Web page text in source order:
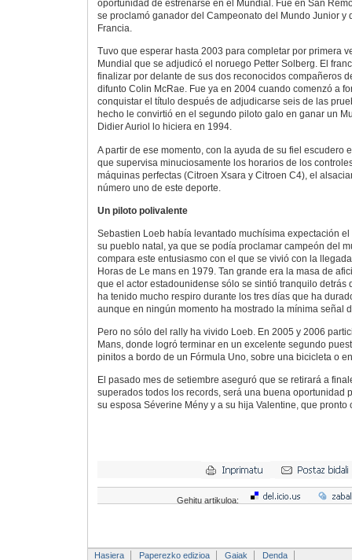
oportunidad de estrenarse en el Mundial. Fue en San
se proclamó ganador del Campeonato del Mundo Junior y
Francia.
Tuvo que esperar hasta 2003 para completar por primera
Mundial que se adjudicó el noruego Petter Solberg. El
finalizar por delante de sus dos reconocidos compañeros
difunto Colin McRae. Fue ya en 2004 cuando comenzó a
conquistar el título después de adjudicarse seis de las
hecho le convirtió en el segundo piloto galo en ganar un
Didier Auriol lo hiciera en 1994.
A partir de ese momento, con la ayuda de su fiel escudero
que supervisa minuciosamente los horarios de los
máquinas perfectas (Citroen Xsara y Citroen C4), el
número uno de este deporte.
Un piloto polivalente
Sebastien Loeb había levantado muchísima expectación
su pueblo natal, ya que se podía proclamar campeón del
compara este entusiasmo con el que se vivió con la
Horas de Le mans en 1979. Tan grande era la masa de
que el actor estadounidense sólo se sintió tranquilo detrás
ha tenido mucho respiro durante los tres días que ha
aunque en ningún momento ha mostrado la mínima señal
Pero no sólo del rally ha vivido Loeb. En 2005 y 2006
Mans, donde logró terminar en un excelente segundo
pinitos a bordo de un Fórmula Uno, sobre una bicicleta o
El pasado mes de setiembre aseguró que se retirará a
superados todos los records, será una buena oportunidad
su esposa Séverine Mény y a su hija Valentine, que pronto
Gehitu artikuloa:
Hasiera Paperezko edizioa Gaiak Denda